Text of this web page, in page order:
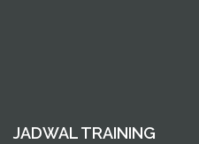
JADWAL TRAINING